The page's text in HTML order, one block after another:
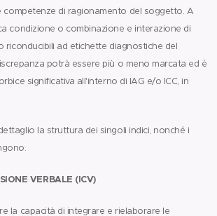
competenze di ragionamento del soggetto. A
condizione o combinazione e interazione di
riconducibili ad etichette diagnostiche del
potrà essere più o meno marcata ed è
significativa all'interno di IAG e/o ICC, in
la struttura dei singoli indici, nonché i
VERBALE (ICV)
la capacità di integrare e rielaborare le